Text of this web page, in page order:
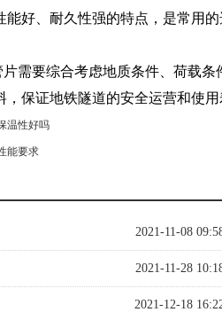
好、耐久性强的特点，是常用的
需要综合考虑地质条件、荷载
保证地铁隧道的安全运营和使用
温性好吗
能要求
2021-11-08
2021-11-28
2021-12-18